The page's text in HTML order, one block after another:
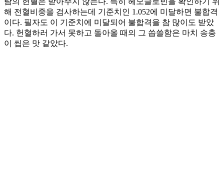
해 전혈비중을 검사하는데 기준치인 1.052에 미달하면 불합격
이다. 필자도 이 기준치에 미달되어 불합격을 참 많이도 받았
다. 헌혈하러 가서 못하고 돌아올 때의 그 씁쓸함은 마치 송충
이 씹은 맛 같았다.